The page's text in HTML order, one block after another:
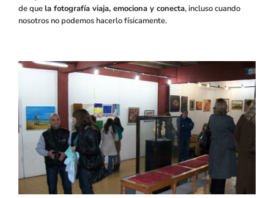
de quela fotografía viaja, emociona y conecta, incluso cuando
nosotros no podemos hacerlo físicamente.